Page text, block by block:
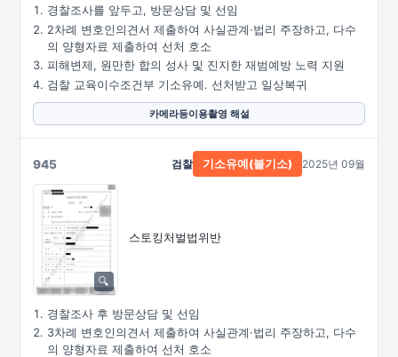
경찰조사를 앞두고, 방문상담 및 선임
2차례 변호인의견서 제출하여 사실관계·법리 주장하고, 다수
의 양형자료 제출하여 선처 호소
피해변제, 원만한 합의 성사 및 진지한 재범예방 노력 지원
검찰 교육이수조건부 기소유예. 선처받고 일상복귀
카메라등이용촬영 해설
945
스토킹처벌법위반
검찰 기소유예(불기소) 2025년 09월
경찰조사 후 방문상담 및 선임
3차례 변호인의견서 제출하여 사실관계·법리 주장하고, 다수
의 양형자료 제출하여 선처 호소